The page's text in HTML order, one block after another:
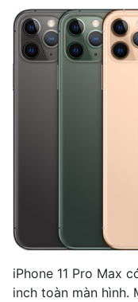
iPhone 11 Pro Max
inch toàn màn hình.